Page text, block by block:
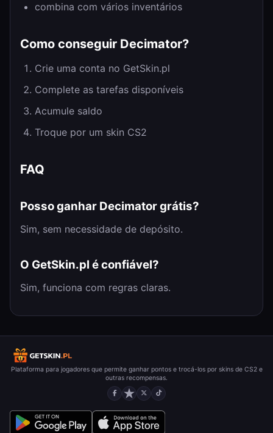
combina com vários inventários
Como conseguir Decimator?
Crie uma conta no GetSkin.pl
Complete as tarefas disponíveis
Acumule saldo
Troque por um skin CS2
FAQ
Posso ganhar Decimator grátis?
Sim, sem necessidade de depósito.
O GetSkin.pl é confiável?
Sim, funciona com regras claras.
Plataforma para jogadores que permite ganhar pontos e trocá-los por skins de CS2 e
outras recompensas.